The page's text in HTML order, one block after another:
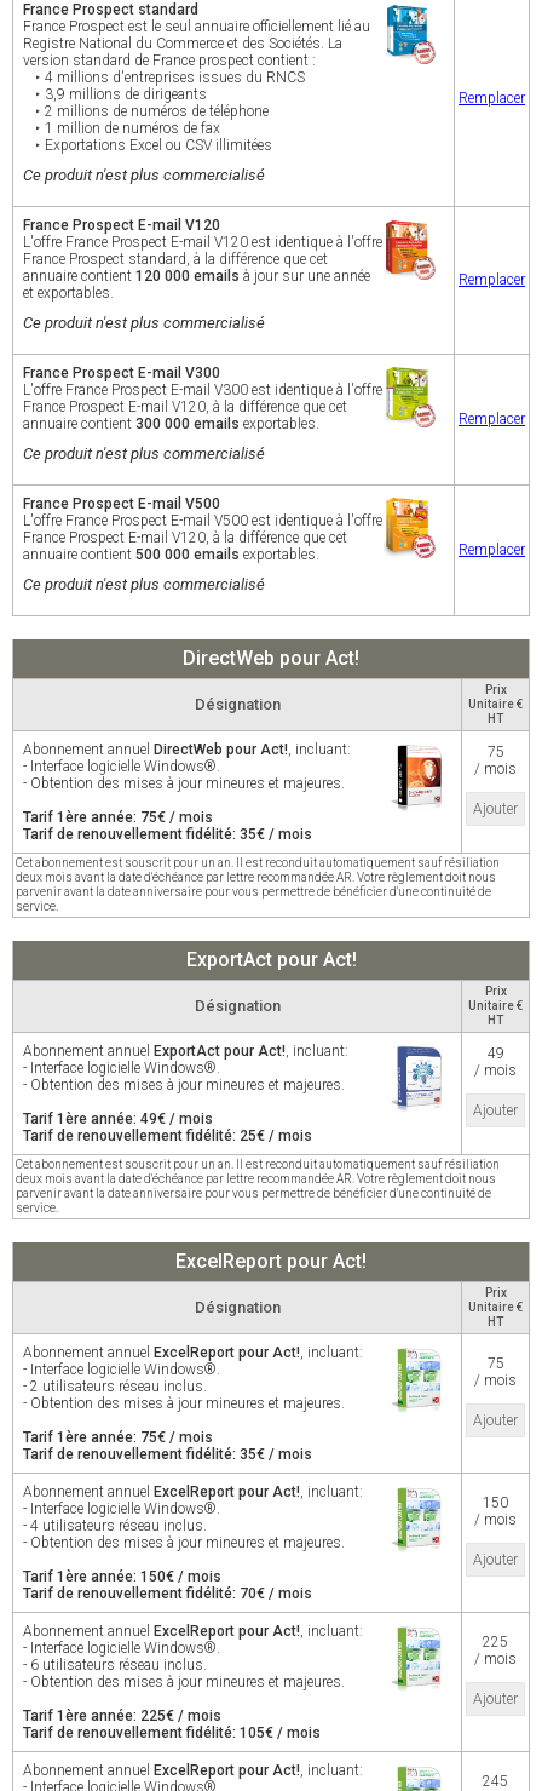
France Prospect standard
France Prospect est le seul annuaire officiellement lié au
Registre National du Commerce et des Sociétés. La
version standard de France prospect contient :
‣ 4 millions d'entreprises issues du RNCS
‣ 3,9 millions de dirigeants
‣ 2 millions de numéros de téléphone
‣ 1 million de numéros de fax
‣ Exportations Excel ou CSV illimitées
Ce produit n'est plus commercialisé
Remplacer
France Prospect E-mail V120
L'offre France Prospect E-mail V120 est identique à l'offre
France Prospect standard, à la différence que cet
annuaire contient 120 000 emails à jour sur une année
et exportables.
Ce produit n'est plus commercialisé
Remplacer
France Prospect E-mail V300
L'offre France Prospect E-mail V300 est identique à l'offre
France Prospect E-mail V120, à la différence que cet
annuaire contient 300 000 emails exportables.
Ce produit n'est plus commercialisé
Remplacer
France Prospect E-mail V500
L'offre France Prospect E-mail V500 est identique à l'offre
France Prospect E-mail V120, à la différence que cet
annuaire contient 500 000 emails exportables.
Ce produit n'est plus commercialisé
Remplacer
DirectWeb pour Act!
Désignation
Prix
Unitaire €
HT
Abonnement annuel DirectWeb pour Act!, incluant:
- Interface logicielle Windows®.
- Obtention des mises à jour mineures et majeures.
Tarif 1ère année: 75€ / mois
Tarif de renouvellement fidélité: 35€ / mois
75
/ mois
Ajouter
Cet abonnement est souscrit pour un an. Il est reconduit automatiquement sauf résiliation
deux mois avant la date d'échéance par lettre recommandée AR. Votre règlement doit nous
parvenir avant la date anniversaire pour vous permettre de bénéficier d'une continuité de
service.
ExportAct pour Act!
Désignation
Prix
Unitaire €
HT
Abonnement annuel ExportAct pour Act!, incluant:
- Interface logicielle Windows®.
- Obtention des mises à jour mineures et majeures.
Tarif 1ère année: 49€ / mois
Tarif de renouvellement fidélité: 25€ / mois
49
/ mois
Ajouter
Cet abonnement est souscrit pour un an. Il est reconduit automatiquement sauf résiliation
deux mois avant la date d'échéance par lettre recommandée AR. Votre règlement doit nous
parvenir avant la date anniversaire pour vous permettre de bénéficier d'une continuité de
service.
ExcelReport pour Act!
Désignation
Prix
Unitaire €
HT
Abonnement annuel ExcelReport pour Act!, incluant:
- Interface logicielle Windows®.
- 2 utilisateurs réseau inclus.
- Obtention des mises à jour mineures et majeures.
Tarif 1ère année: 75€ / mois
Tarif de renouvellement fidélité: 35€ / mois
75
/ mois
Ajouter
Abonnement annuel ExcelReport pour Act!, incluant:
- Interface logicielle Windows®.
- 4 utilisateurs réseau inclus.
- Obtention des mises à jour mineures et majeures.
Tarif 1ère année: 150€ / mois
Tarif de renouvellement fidélité: 70€ / mois
150
/ mois
Ajouter
Abonnement annuel ExcelReport pour Act!, incluant:
- Interface logicielle Windows®.
- 6 utilisateurs réseau inclus.
- Obtention des mises à jour mineures et majeures.
Tarif 1ère année: 225€ / mois
Tarif de renouvellement fidélité: 105€ / mois
225
/ mois
Ajouter
Abonnement annuel ExcelReport pour Act!, incluant:
- Interface logicielle Windows®.
245